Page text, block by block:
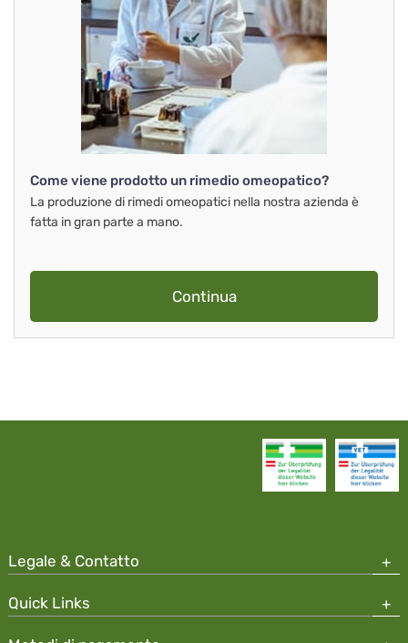
Come viene prodotto un rimedio omeopatico?
La produzione di rimedi omeopatici nella nostra azienda è
fatta in gran parte a mano.
Continua
Legale & Contatto
Quick Links